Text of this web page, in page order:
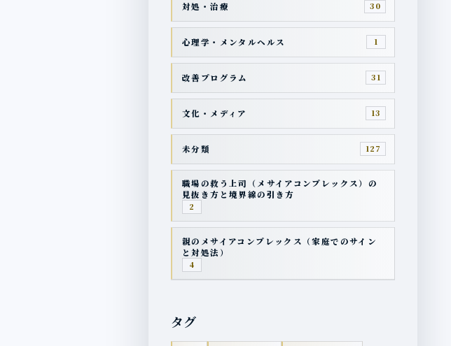
対処・治療 30
心理学・メンタルヘルス 1
改善プログラム 31
文化・メディア 13
未分類 127
職場の救う上司（メサイアコンプレックス）の
見抜き方と境界線の引き方
2
親のメサイアコンプレックス（家庭でのサイン
と対処法）
4
タグ